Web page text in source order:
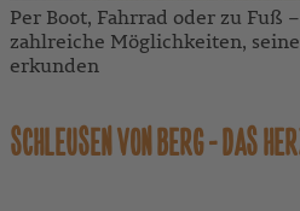
Per Boot, Fahrrad oder zu Fuß
zahlreiche Möglichkeiten,
erkunden
SCHLEUSEN VON BERG - DAS